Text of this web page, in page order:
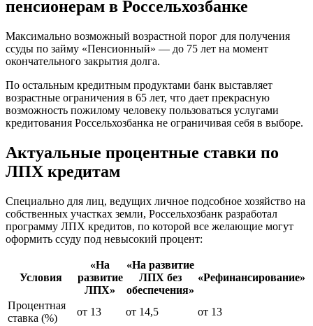
пенсионерам в Россельхозбанке
Максимально возможный возрастной порог для получения
ссуды по займу «Пенсионный» — до 75 лет на момент
окончательного закрытия долга.
По остальным кредитным продуктами банк выставляет
возрастные ограничения в 65 лет, что дает прекрасную
возможность пожилому человеку пользоваться услугами
кредитования Россельхозбанка не ограничивая себя в выборе.
Актуальные процентные ставки по
ЛПХ кредитам
Специально для лиц, ведущих личное подсобное хозяйство на
собственных участках земли, Россельхозбанк разработал
программу ЛПХ кредитов, по которой все желающие могут
оформить ссуду под невысокий процент:
Условия
«На
развитие
ЛПХ»
«На развитие
ЛПХ без
обеспечения»
«Рефинансирование»
Процентная
ставка (%)
от 13 от 14,5
от 13